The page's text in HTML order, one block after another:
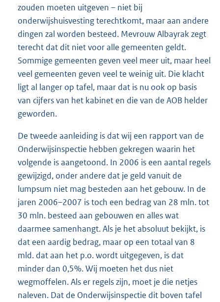
zouden moeten uitgeven – niet bij
onderwijshuisvesting terechtkomt, maar aan andere
dingen zal worden besteed. Mevrouw Albayrak zegt
terecht dat dit niet voor alle gemeenten geldt.
Sommige gemeenten geven veel meer uit, maar heel
veel gemeenten geven veel te weinig uit. Die klacht
ligt al langer op tafel, maar dat is nu ook op basis
van cijfers van het kabinet en die van de AOB helder
geworden.
De tweede aanleiding is dat wij een rapport van de
Onderwijsinspectie hebben gekregen waarin het
volgende is aangetoond. In 2006 is een aantal regels
gewijzigd, onder andere dat je geld vanuit de
lumpsum niet mag besteden aan het gebouw. In de
jaren 2006–2007 is toch een bedrag van 28 mln. tot
30 mln. besteed aan gebouwen en alles wat
daarmee samenhangt. Als je het absoluut bekijkt, is
dat een aardig bedrag, maar op een totaal van 8
mld. dat aan het p.o. wordt uitgegeven, is dat
minder dan 0,5%. Wij moeten het dus niet
wegmoffelen. Als er regels zijn, moet je die netjes
naleven. Dat de Onderwijsinspectie dit boven tafel